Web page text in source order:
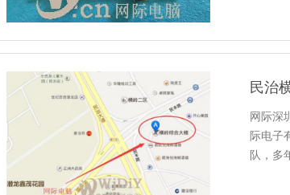
民治
网际深
际电子
队，多